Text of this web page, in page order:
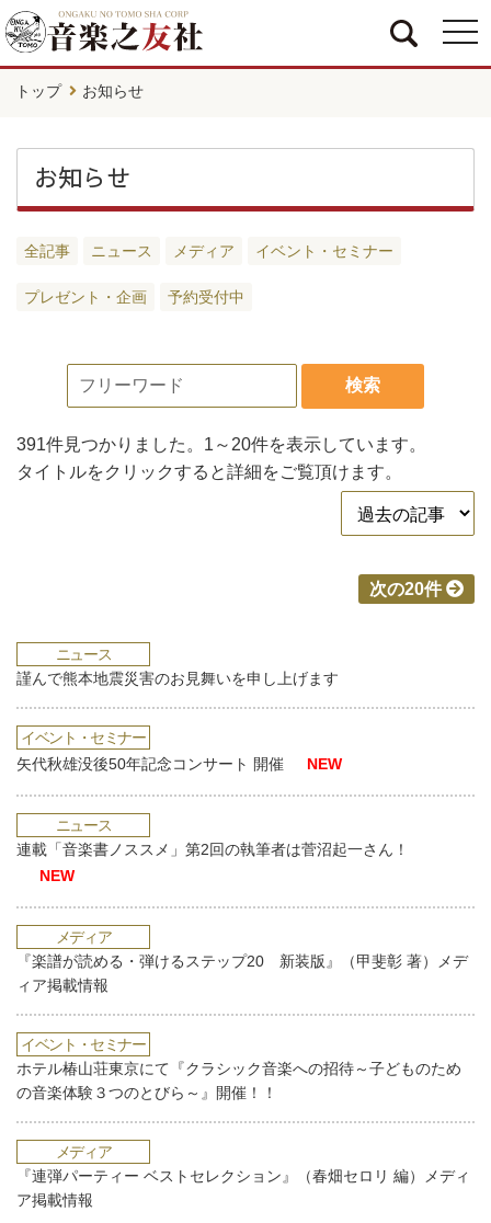
トップ お知らせ
お知らせ
全記事 ニュース メディア イベント・セミナー
プレゼント・企画 予約受付中
検索
391件見つかりました。 1～20件を表示しています。
タイトルをクリックすると詳細をご覧頂けます。
次の20件
ニュース
謹んで熊本地震災害のお見舞いを申し上げます
イベント・セミナー
矢代秋雄没後50年記念コンサート 開催
NEW
ニュース
連載「音楽書ノススメ」第2回の執筆者は菅沼起一さん！
NEW
メディア
『楽譜が読める・弾けるステップ20 新装版』（甲斐彰 著）メデ
ィア掲載情報
イベント・セミナー
ホテル椿山荘東京にて『クラシック音楽への招待～子どものため
の音楽体験３つのとびら～』開催！！
メディア
『連弾パーティー ベストセレクション』（春畑セロリ 編）メディ
ア掲載情報